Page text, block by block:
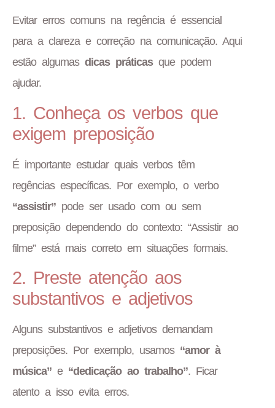
Evitar erros comuns na regência é essencial
para a clareza e correção na comunicação. Aqui
estão algumas dicas práticasque podem
ajudar.
1. Conheça os verbos que
exigem preposição
É importante estudar quais verbos têm
regências específicas. Por exemplo, o verbo
“assistir” pode ser usado com ou sem
preposição dependendo do contexto: “Assistir ao
filme” está mais correto em situações formais.
2. Preste atenção aos
substantivos e adjetivos
Alguns substantivos e adjetivos demandam
preposições. Por exemplo, usamos “amor à
música” e “dedicação ao trabalho”. Ficar
atento a isso evita erros.